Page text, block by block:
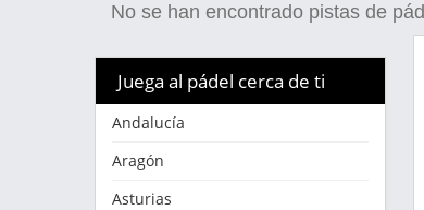
No se han encontrado pistas de
Juega al pádel cerca de ti
Andalucía
Aragón
Asturias